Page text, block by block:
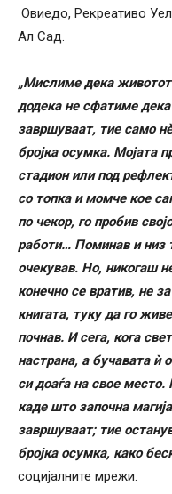
Овиедо, Рекреативо
Ал Сад.
„Мислиме дека животот
додека не сфатиме
завршуваат, тие само
бројка осумка. Мојата
стадион или под
со топка и момче кое
по чекор, го пробив
работи… Поминав и низ
очекував. Но, никогаш
конечно се вратив, не
книгата, туку да го
почнав. И сега, кога
настрана, а бучавата ѝ
си доаѓа на свое
каде што започна
завршуваат; тие
бројка осумка, како
социјалните мрежи.